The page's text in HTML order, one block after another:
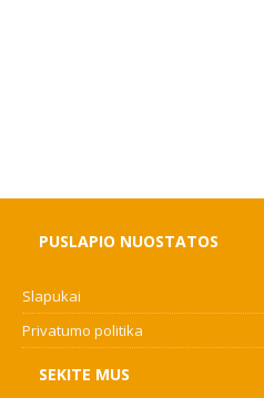
PUSLAPIO NUOSTATOS
Slapukai
Privatumo politika
SEKITE MUS